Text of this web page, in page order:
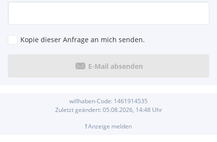
Kopie dieser Anfrage an mich senden.
E-Mail absenden
willhaben-Code: 1461914535
Zuletzt geändert: 05.08.2026, 14:48 Uhr
!Anzeige melden